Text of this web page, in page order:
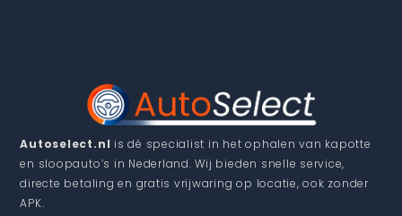
Autoselect.nl is dé specialist in het ophalen van kapotte
en sloopauto’s in Nederland. Wij bieden snelle service,
directe betaling en gratis vrijwaring op locatie, ook zonder
APK.